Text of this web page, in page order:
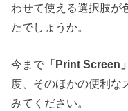
わせて使える選択肢が
たでしょうか。
今まで 「Print Screen
度、そのほかの便利な
みてください。